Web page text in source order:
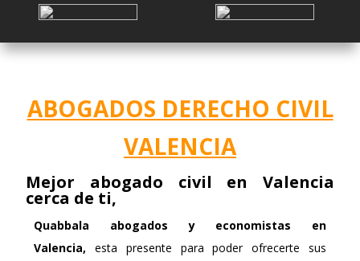
ABOGADOS DERECHO CIVIL
VALENCIA
Mejor abogado civil en Valencia
cerca de ti,
Quabbala
abogados y economistas en
Valencia, esta presente para poder ofrecerte sus